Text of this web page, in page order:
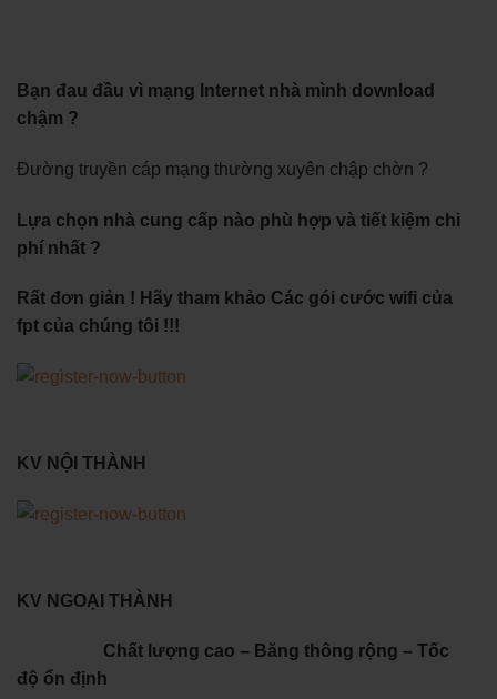
Bạn đau đầu vì mạng Internet nhà mình download
chậm ?
Đường truyền cáp mạng thường xuyên chập chờn ?
Lựa chọn nhà cung cấp nào phù hợp và tiết kiệm chi
phí nhất ?
Rất đơn giản ! Hãy tham khảo Các gói cước wifi của
fpt của chúng tôi !!!
KV NỘI THÀNH
KV NGOẠI THÀNH
Chất lượng cao – Băng thông rộng – Tốc
độ ổn định